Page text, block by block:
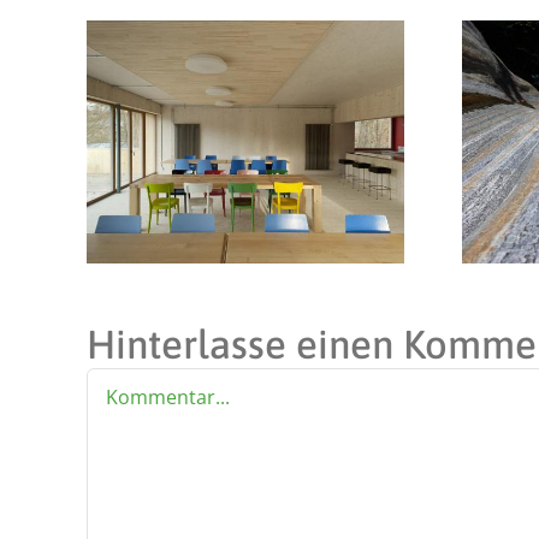
Hinterlasse einen
Kommentar